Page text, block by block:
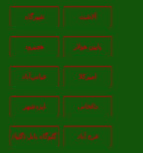
آلاشت شیرگاه
پایین هولار هچیرود
امیرکلا عباس‌آباد
دالخانی ایزدشهر
فرح آباد گلوگاه بابل (گلیا)